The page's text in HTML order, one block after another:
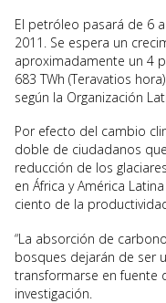
El petróleo pasará de 6
2011. Se espera un
aproximadamente un 4
683 TWh (Teravatios
según la Organización
Por efecto del cambio
doble de ciudadanos
reducción de los
en África y América
ciento de la
“La absorción de
bosques dejarán de ser
transformarse en fuente
investigación.